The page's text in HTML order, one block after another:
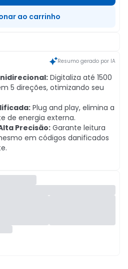
ao carrinho
Resumo gerado por IA
Digitaliza até 1500
5 direções, otimizando seu
Plug and play, elimina a
de energia externa.
Precisão:Garante leitura
em códigos danificados